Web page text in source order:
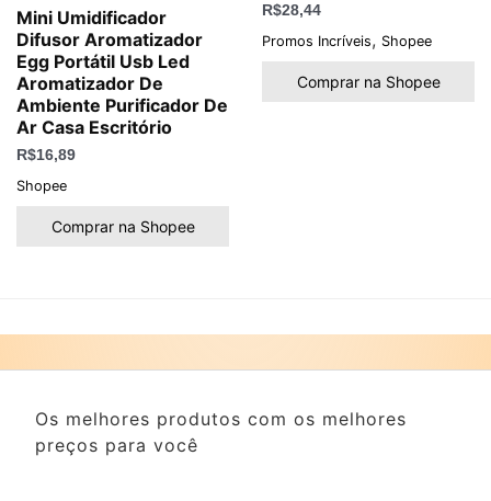
Mini Umidificador
Difusor Aromatizador
Egg Portátil Usb Led
Aromatizador De
Ambiente Purificador De
Ar Casa Escritório
R$16,89
Shopee
Comprar na Shopee
R$28,44
Promos Incríveis, Shopee
Comprar na Shopee
Os melhores produtos com os melhores
preços para você